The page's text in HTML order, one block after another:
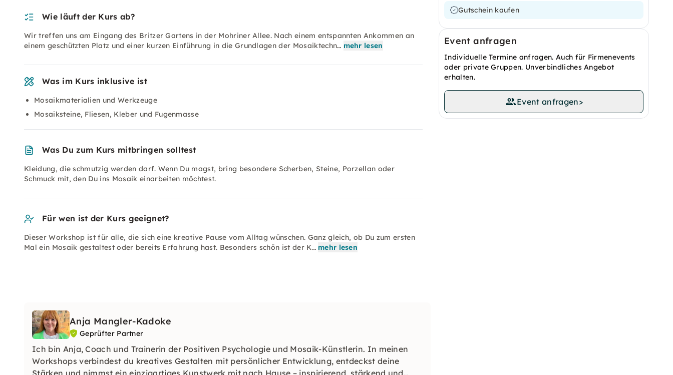
Gutschein kaufen
Event anfragen
Individuelle Termine anfragen. Auch für Firmenevents
oder private Gruppen. Unverbindliches Angebot
erhalten.
Event anfragen>
Wie läuft der Kurs ab?
Wir treffen uns am Eingang des Britzer Gartens in der Mohriner Allee. Nach einem entspannten Ankommen an
einem geschützten Platz und einer kurzen Einführung in die Grundlagen der Mosaiktechn… mehr lesen
Was im Kurs inklusive ist
Mosaikmaterialien und Werkzeuge
Mosaiksteine, Fliesen, Kleber und Fugenmasse
Was Du zum Kurs mitbringen solltest
Kleidung, die schmutzig werden darf. Wenn Du magst, bring besondere Scherben, Steine, Porzellan oder
Schmuck mit, den Du ins Mosaik einarbeiten möchtest.
Für wen ist der Kurs geeignet?
Dieser Workshop ist für alle, die sich eine kreative Pause vom Alltag wünschen. Ganz gleich, ob Du zum ersten
Mal ein Mosaik gestaltest oder bereits Erfahrung hast. Besonders schön ist der K… mehr lesen
Anja Mangler-Kadoke
Geprüfter Partner
Ich bin Anja, Coach und Trainerin der Positiven Psychologie und Mosaik-Künstlerin. In meinen
Workshops verbindest du kreatives Gestalten mit persönlicher Entwicklung, entdeckst deine
Stärken und nimmst ein einzigartiges Kunstwerk mit nach Hause – inspirierend, stärkend und